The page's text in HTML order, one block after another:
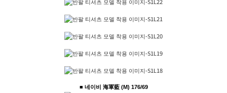
■ 네이비 海軍藍 (M) 176/69